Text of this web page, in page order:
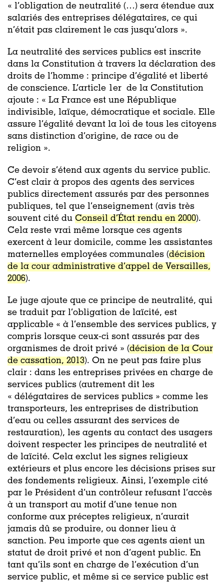
« l’obligation de neutralité (…) sera étendue aux
salariés des entreprises délégataires, ce qui
n’était pas clairement le cas jusqu’alors ».
La neutralité des services publics est inscrite
dans la Constitution à travers la déclaration des
droits de l’homme : principe d’égalité et liberté
de conscience. L’article 1er de la Constitution
ajoute : « La France est une République
indivisible, laïque, démocratique et sociale. Elle
assure l’égalité devant la loi de tous les citoyens
sans distinction d’origine, de race ou de
religion ».
Ce devoir s’étend aux agents du service public.
C’est clair à propos des agents des services
publics directement assurés par des personnes
publiques, tel que l’enseignement (avis très
souvent cité du Conseil d’État rendu en 2000).
Cela reste vrai même lorsque ces agents
exercent à leur domicile, comme les assistantes
maternelles employées communales (décision
de la cour administrative d’appel de Versailles,
2006).
Le juge ajoute que ce principe de neutralité, qui
se traduit par l’obligation de laïcité, est
applicable « à l’ensemble des services publics, y
compris lorsque ceux-ci sont assurés par des
organismes de droit privé » (décision de la Cour
de cassation, 2013). On ne peut pas faire plus
clair : dans les entreprises privées en charge de
services publics (autrement dit les
« délégataires de services publics » comme les
transporteurs, les entreprises de distribution
d’eau ou celles assurant des services de
restauration), les agents au contact des usagers
doivent respecter les principes de neutralité et
de laïcité. Cela exclut les signes religieux
extérieurs et plus encore les décisions prises sur
des fondements religieux. Ainsi, l’exemple cité
par le Président d’un contrôleur refusant l’accès
à un transport au motif d’une tenue non
conforme aux préceptes religieux, n’aurait
jamais dû se produire, ou donner lieu à
sanction. Peu importe que ces agents aient un
statut de droit privé et non d’agent public. En
tant qu’ils sont en charge de l’exécution d’un
service public, et même si ce service public est